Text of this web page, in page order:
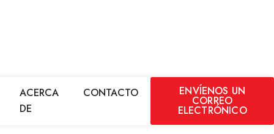
ACERCA
DE
CONTACTO ENVÍENOS UN
CORREO
ELECTRÓNICO